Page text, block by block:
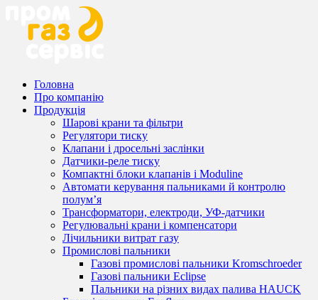
Головна
Про компанію
Продукція
Шарові крани та фільтри
Регулятори тиску
Клапани і дросельні заслінки
Датчики-реле тиску
Компактні блоки клапанів і Moduline
Автомати керування пальниками й контролю
полум’я
Трансформатори, електроди, УФ-датчики
Регулювальні крани і компенсатори
Лічильники витрат газу
Промислові пальники
Газові промислові пальники Kromschroeder
Газові пальники Eclipse
Пальники на різних видах палива HAUCK